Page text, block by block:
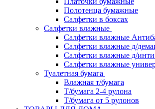
Полотенца бумажные
Салфетки в боксах
Салфетки влажные
Салфетки влажные
Салфетки влажные д/
Салфетки влажные д/
Салфетки влажные
Туалетная бумага
Влажная т/бумага
Т/бумага 2-4 рулона
Т/бумага от 5 рулонов